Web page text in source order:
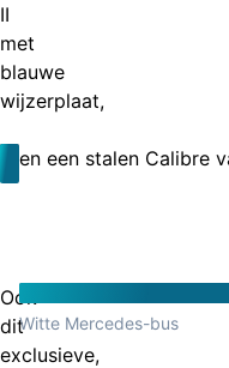
II
met
blauwe
wijzerplaat,
en een stalen Calibre
Ook
dit
exclusieve,
Witte Mercedes-bus